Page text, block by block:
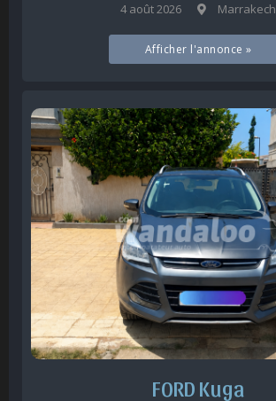
4 août 2026 Marrakech
Afficher l'annonce »
FORD Kuga